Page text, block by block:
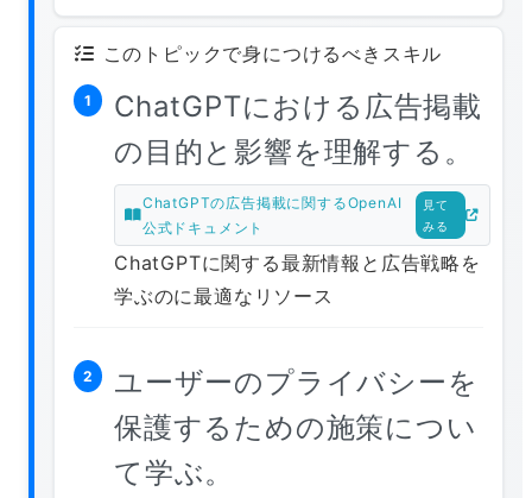
このトピックで身につけるべきスキル
1
ChatGPTにおける広告掲載
の目的と影響を理解する。
ChatGPTの広告掲載に関するOpenAI
公式ドキュメント
見て
みる
ChatGPTに関する最新情報と広告戦略を
学ぶのに最適なリソース
2
ユーザーのプライバシーを
保護するための施策につい
て学ぶ。